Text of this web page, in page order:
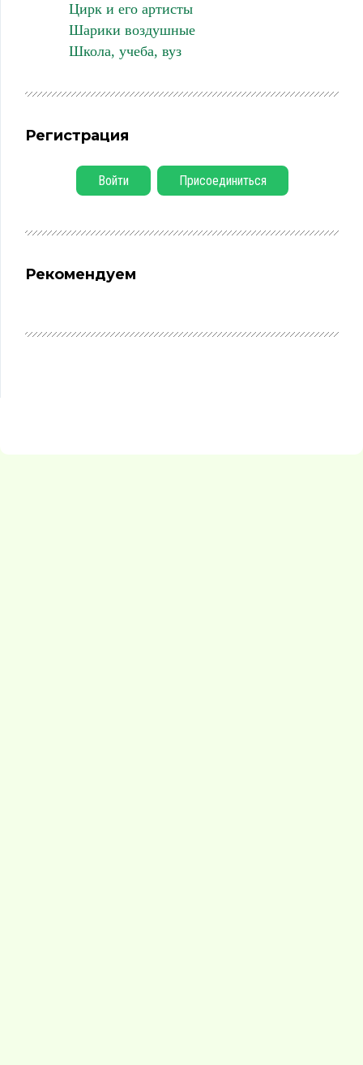
Цирк и его артисты
Шарики воздушные
Школа, учеба, вуз
Регистрация
Войти Присоединиться
Рекомендуем